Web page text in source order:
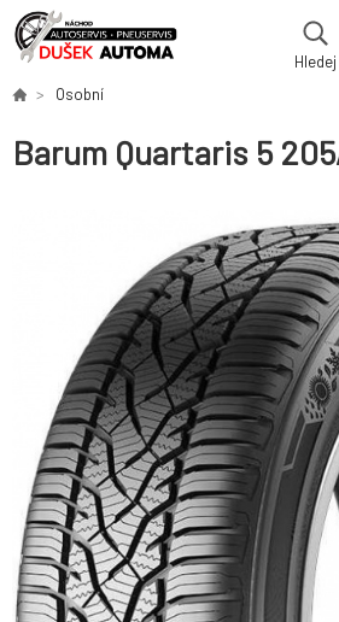
Hledej
Osobní
Barum Quartaris 5